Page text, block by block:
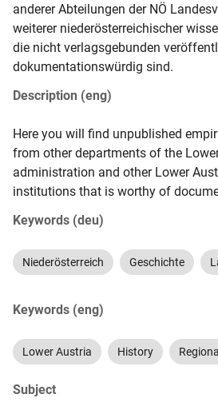
anderer Abteilungen der NÖ
weiterer niederösterreichischer
die nicht verlagsgebunden
dokumentationswürdig sind.
Description (eng)
Here you will find unpublished
from other departments of the
administration and other Lower
institutions that is worthy of
Keywords (deu)
Niederösterreich Geschichte
Keywords (eng)
Lower Austria History
Subject